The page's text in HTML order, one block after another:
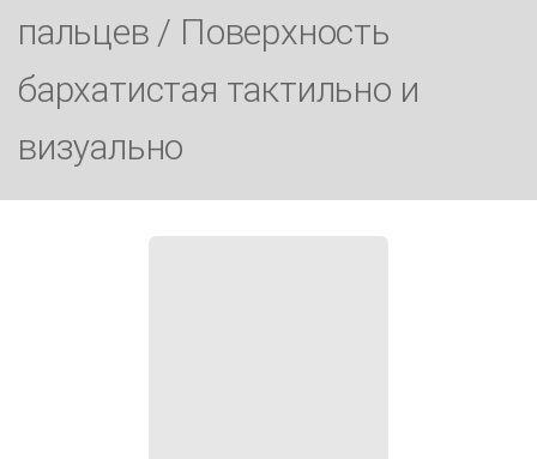
пальцев / Поверхность
бархатистая тактильно и
визуально